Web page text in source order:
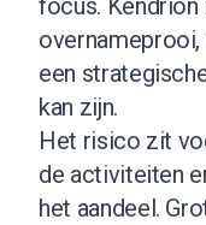
een
kan zijn.
Het risico zit
de activiteiten
het aandeel.